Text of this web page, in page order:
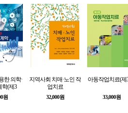
한 의학·
학(제3
원
지역사회 치매·노인 작
업치료
32,000원
아동작업치료(제
33,000원